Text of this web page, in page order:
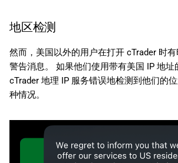
地区检测
然而，美国以外的用户在打开 cTrader 时
警告消息。 如果他们使用带有美国 IP 地址
cTrader 地理 IP 服务错误地检测到他们的
种情况。